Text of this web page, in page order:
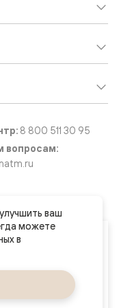
8 800 511 30 95
вопросам:
ваш
можете
в